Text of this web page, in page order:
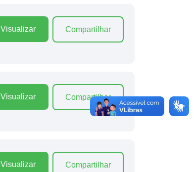
Visualizar Compartilhar
Visualizar Compartilhar
Visualizar Compartilhar